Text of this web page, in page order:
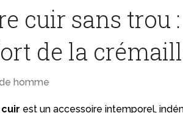
cuir sans trou
de la
homme
est un accessoire intemporel,